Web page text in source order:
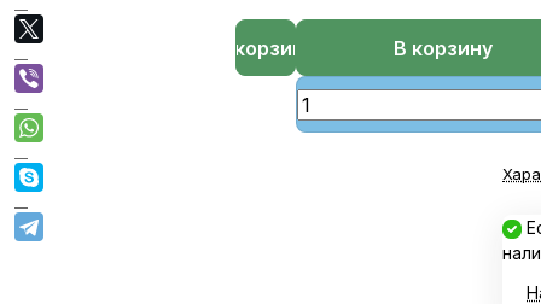
В корзину
В корзине